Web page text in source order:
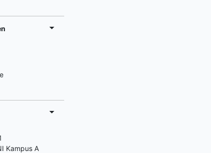
Kampus A